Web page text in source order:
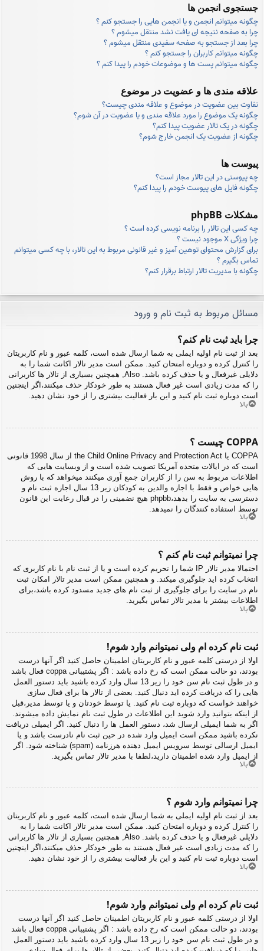
جستجوی انجمن ها
چگونه میتوانم انجمن و یا انجمن هایی را جستجو کنم ؟
چرا به صفحه نتیجه ای یافت نشد منتقل میشوم ؟
چرا بعد از جستجو به صفحه سفیدی منتقل میشوم ؟
چگونه میتوانم کاربران را جستجو کنم ؟
چگونه میتوانم پست ها و موضوعات خودم را پیدا کنم ؟
علاقه مندی ها و عضویت در موضوع
تفاوت بین عضویت در موضوع و علاقه مندی چیست؟
چگونه یک موضوع را مورد علاقه مندی و یا عضویت در آن شوم؟
چگونه در یک تالار عضویت پیدا کنم؟
چگونه از عضویت یک انجمن خارج شوم؟
پیوست ها
چه پیوستی در این تالار مجاز است؟
چگونه فایل های پیوست خودم را پیدا کنم؟
مشکلات phpBB
چه کسی این تالار را برنامه نویسی کرده است ؟
چرا ویژگی X موجود نیست ؟
برای گزارش محتوای توهین آمیز و غیر قانونی مربوط به این تالار، با چه کسی میتوانم
تماس بگیرم ؟
چگونه با مدیریت تالار ارتباط برقرار کنم؟
مسائل مربوط به ثبت نام و ورود
چرا باید ثبت نام کنم؟
بعد از ثبت نام اولیه ایملی به شما ارسال شده است، کلمه عبور و نام کاربریتان
را کنترل کرده و دوباره امتحان کنید. ممکن است مدیر تالار اکانت شما را به
دلایلی غیرفعال و یا حذف کرده باشد. Also, همچنین بسیاری از تالار ها کاربرانی
را که مدت زیادی است غیر فعال هستند به طور خودکار حذف میکنند،اگر اینچنین
است دوباره ثبت نام کنید و این بار فعالیت بیشتری را از خود نشان دهید.
بالا
COPPA چیست ؟
COPPA یا the Child Online Privacy and Protection Act از سال 1998 قانونی
است که در ایالات متحده آمریکا تصویب شده است و از وبسایت هایی که
اطلاعات مربوط به سن را از کاربران جمع آوری میکنند میخواهد که با روش
هایی خواص و فقط با اجازه والدین به کودکان زیر 13 سال اجازه ثبت نام و
دسترسی به سایت را بدهد،phpbb هیچ نضمینی را در قبال رعایت این قانون
توسط استفاده کنندگان را نمیدهد.
بالا
چرا نمیتوانم ثبت نام کنم ؟
احتمالا مدیر تالار IP شما را تحریم کرده است و یا از ثبت نام با نام کاربری که
انتخاب کرده اید جلوگیری میکند. و همچنین ممکن است مدیر تالار امکان ثبت
نام در سایت را برای جلوگیری از ثبت نام های جدید مسدود کرده باشد،برای
اطلاعات بیشتر با مدیر تالار تماس بگیرید.
بالا
ثبت نام کرده ام ولی نمیتوانم وارد شوم!
اولا از درستی کلمه عبور و نام کاربریتان اطمینان حاصل کنید اگر آنها درست
بودند، دو حالت ممکن است که رخ داده باشد : اگر پشتیبانی coppa فعال باشد
و در طول ثبت نام سن خود را زیر 13 سال وارد کرده باشید باید دستور العمل
هایی را که دریافت کرده اید دنبال کنید. بعضی از تالار ها برای فعال سازی
خواهند خواست که دوباره ثبت نام کنید. یا توسط خودتان و یا توسط مدیر،قبل
از اینکه بتوانید وارد شوید این اطلاعات در طول ثبت نام نمایش داده میشوند.
اگر به شما ایمیلی ارسال شد، دستور العمل ها را دنبال کنید. اگر ایمیلی دریافت
نکرده باشید ممکن است ایمیل وارد شده در حین ثبت نام نادرست باشد و یا
ایمیل ارسالی توسط سرویس ایمیل دهنده هرزنامه (spam) شناخته شود. اگر
از ایمیل وارد شده اطمینان دارید،لطفا با مدیر تالار تماس بگیرید.
بالا
چرا نمیتوانم وارد شوم ؟
بعد از ثبت نام اولیه ایملی به شما ارسال شده است، کلمه عبور و نام کاربریتان
را کنترل کرده و دوباره امتحان کنید. ممکن است مدیر تالار اکانت شما را به
دلایلی غیرفعال و یا حذف کرده باشد. Also, همچنین بسیاری از تالار ها کاربرانی
را که مدت زیادی است غیر فعال هستند به طور خودکار حذف میکنند،اگر اینچنین
است دوباره ثبت نام کنید و این بار فعالیت بیشتری را از خود نشان دهید.
بالا
ثبت نام کرده ام ولی نمیتوانم وارد شوم!
اولا از درستی کلمه عبور و نام کاربریتان اطمینان حاصل کنید اگر آنها درست
بودند، دو حالت ممکن است که رخ داده باشد : اگر پشتیبانی coppa فعال باشد
و در طول ثبت نام سن خود را زیر 13 سال وارد کرده باشید باید دستور العمل